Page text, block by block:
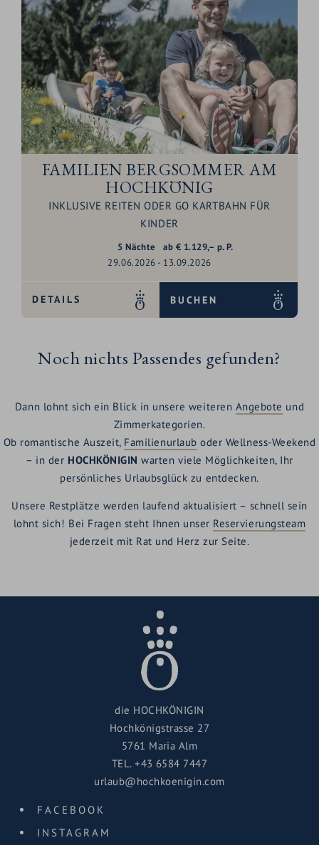
FAMILIEN BERGSOMMER AM
HOCHKÖNIG
INKLUSIVE REITEN ODER GO KARTBAHN FÜR
KINDER
5 Nächte
29.06.2026 - 13.09.2026
ab € 1.129,– p. P.
DETAILS BUCHEN
Noch nichts Passendes gefunden?
Dann lohnt sich ein Blick in unsere weiteren Angebote und
Zimmerkategorien.
Ob romantische Auszeit, Familienurlaub oder Wellness-Weekend
– in der HOCHKÖNIGIN warten viele Möglichkeiten, Ihr
persönliches Urlaubsglück zu entdecken.
Unsere Restplätze werden laufend aktualisiert – schnell sein
lohnt sich! Bei Fragen steht Ihnen unser Reservierungsteam
jederzeit mit Rat und Herz zur Seite.
die HOCHKÖNIGIN
Hochkönigstrasse 27
5761 Maria Alm
TEL.+43 6584 7447
urlaub@hochkoenigin.com
FACEBOOK
INSTAGRAM